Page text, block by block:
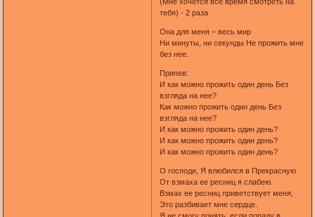
тебя) - 2 раза
Она для меня – весь мир
Ни минуты, ни секунды Не прожить мне
без нее.
Припев:
И как можно прожить один день Без
взгляда на нее?
Как можно прожить один день Без
взгляда на нее?
И как можно прожить один день?
И как можно прожить один день?
И как можно прожить один день?
О господи, Я влюбился в Прекрасную
От взмаха ее ресниц я слабею.
Взмах ее ресниц приветствует меня,
Это разбивает мне сердце.
Я не смогу понять, если попаду в